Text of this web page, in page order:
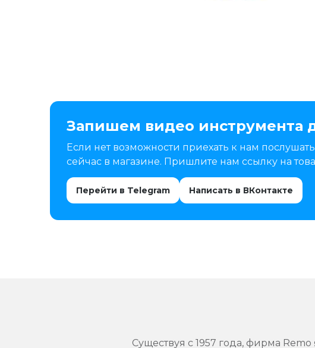
Запишем видео инструмента
Если нет возможности приехать к нам
сейчас в магазине. Пришлите нам ссылку на
Перейти в Telegram Написать в ВКонтакте
Существуя с 1957 года, фирма